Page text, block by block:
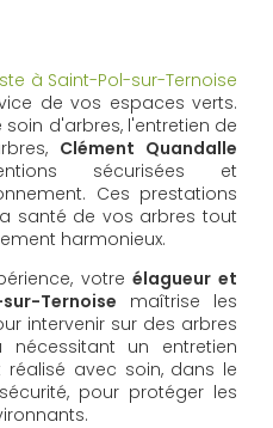
à Saint-Pol-sur-Ternoise
de vos espaces verts.
d'arbres, l'entretien de
Clément Quandalle
sécurisées et
Ces prestations
santé de vos arbres tout
harmonieux.
votreélagueur et
Ternoise maîtrise les
intervenir sur des arbres
un entretien
réalisé avec soin, dans le
pour protéger les